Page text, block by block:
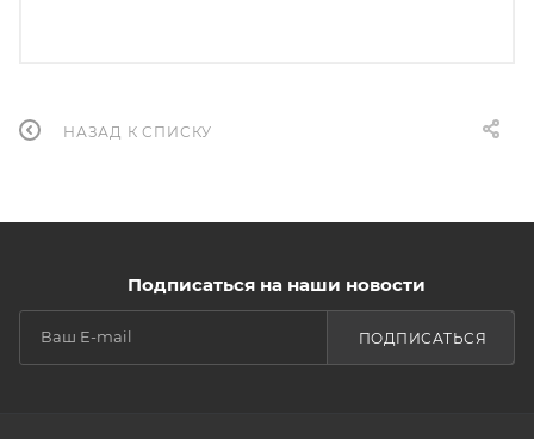
НАЗАД К СПИСКУ
Подписаться на наши новости
ПОДПИСАТЬСЯ